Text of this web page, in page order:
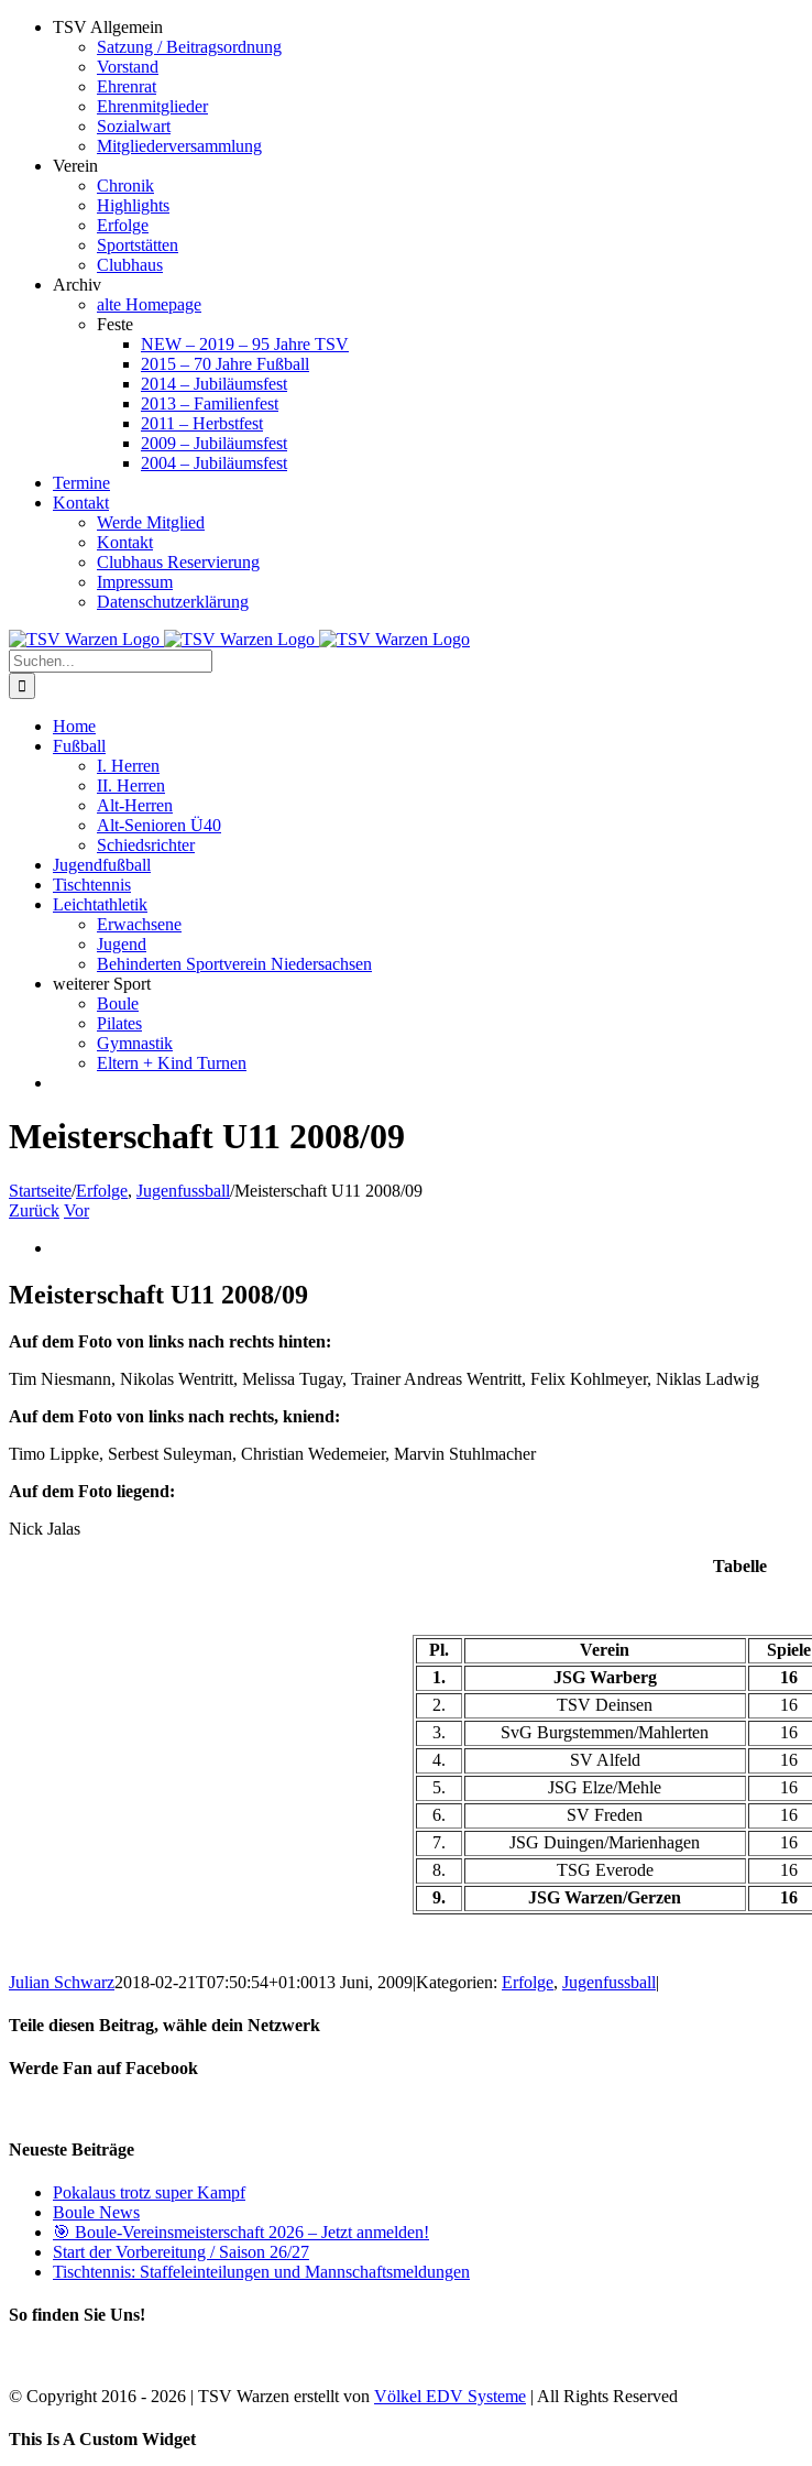
Zum
TSV Allgemein
Satzung / Beitragsordnung
Vorstand
Ehrenrat
Ehrenmitglieder
Sozialwart
Mitgliederversammlung
Verein
Chronik
Highlights
Erfolge
Sportstätten
Clubhaus
Archiv
alte Homepage
Feste
NEW – 2019 – 95 Jahre TSV
2015 – 70 Jahre Fußball
2014 – Jubiläumsfest
2013 – Familienfest
2011 – Herbstfest
2009 – Jubiläumsfest
2004 – Jubiläumsfest
Termine
Kontakt
Werde Mitglied
Kontakt
Clubhaus Reservierung
Impressum
Datenschutzerklärung
Suche
nach:
Home
Fußball
I. Herren
II. Herren
Alt-Herren
Alt-Senioren Ü40
Schiedsrichter
Jugendfußball
Tischtennis
Leichtathletik
Erwachsene
Jugend
Behinderten Sportverein Niedersachsen
weiterer Sport
Boule
Pilates
Gymnastik
Eltern + Kind Turnen
Meisterschaft U11 2008/09
Startseite/Erfolge, Jugenfussball/Meisterschaft U11 2008/09
Zurück Vor
Bild
Meisterschaft U11 2008/09
Auf dem Foto von links nach rechts hinten:
Tim Niesmann, Nikolas Wentritt, Melissa Tugay, Trainer Andreas Wentritt, Felix Kohlmeyer, Niklas Ladwig
Auf dem Foto von links nach rechts, kniend:
Timo Lippke, Serbest Suleyman, Christian Wedemeier, Marvin Stuhlmacher
Auf dem Foto liegend:
Nick Jalas
Tabelle
Pl. Verein Spiele
1.
JSG Warberg 16
2.
TSV Deinsen 16
3.
SvG Burgstemmen/Mahlerten 16
4.
SV Alfeld 16
5.
JSG Elze/Mehle 16
6.
SV Freden 16
7.
JSG Duingen/Marienhagen 16
8.
TSG Everode 16
9.
JSG Warzen/Gerzen 16
Julian Schwarz2018-02-21T07:50:54+01:0013 Juni, 2009|Kategorien: Erfolge, Jugenfussball|
Teile diesen Beitrag, wähle dein Netzwerk
Facebook
Twitter
Reddit
LinkedIn
Pinterest
Vk
Werde Fan auf Facebook
Neueste Beiträge
Pokalaus trotz super Kampf
Boule News
🎯 Boule-Vereinsmeisterschaft 2026 – Jetzt anmelden!
Start der Vorbereitung / Saison 26/27
Tischtennis: Staffeleinteilungen und Mannschaftsmeldungen
So finden Sie Uns!
© Copyright 2016 - 2026 | TSV Warzen erstellt von Völkel EDV Systeme | All Rights Reserved
Toggle
This Is A Custom Widget